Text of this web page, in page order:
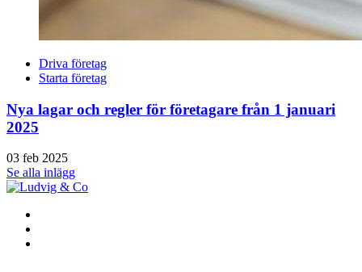
Driva företag
Starta företag
Nya lagar och regler för företagare från 1 januari
2025
03 feb 2025
Se alla inlägg